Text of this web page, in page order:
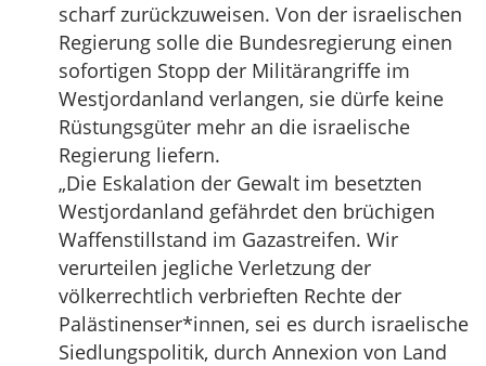
scharf zurückzuweisen. Von der israelischen
Regierung solle die Bundesregierung einen
sofortigen Stopp der Militärangriffe im
Westjordanland verlangen, sie dürfe keine
Rüstungsgüter mehr an die israelische
Regierung liefern.
„Die Eskalation der Gewalt im besetzten
Westjordanland gefährdet den brüchigen
Waffenstillstand im Gazastreifen. Wir
verurteilen jegliche Verletzung der
völkerrechtlich verbrieften Rechte der
Palästinenser*innen, sei es durch israelische
Siedlungspolitik, durch Annexion von Land